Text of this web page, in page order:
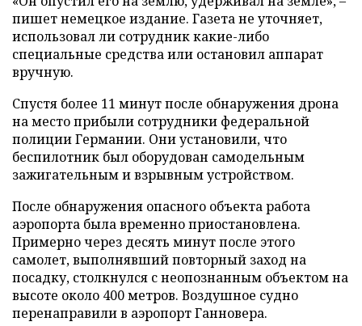
пишет немецкое издание. Газета не уточняет,
использовал ли сотрудник какие-либо
специальные средства или остановил аппарат
вручную.
Спустя более 11 минут после обнаружения дрона
на место прибыли сотрудники федеральной
полиции Германии. Они установили, что
беспилотник был оборудован самодельным
зажигательным и взрывным устройством.
После обнаружения опасного объекта работа
аэропорта была временно приостановлена.
Примерно через десять минут после этого
самолет, выполнявший повторный заход на
посадку, столкнулся с неопознанным объектом на
высоте около 400 метров. Воздушное судно
перенаправили в аэропорт Ганновера.